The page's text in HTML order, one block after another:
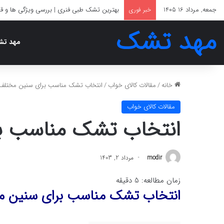
جمعه, مرداد 16 1405 خبر فوری بهترین تشک طبی فنری | بررسی ویژگی ها و
مهد تشک مهد
خانه/مقالات کالای خواب/انتخاب تشک مناسب برای سنین
مقالات کالای خواب
انتخاب تشک مناسب
modir مرداد 2, 1403
زمان مطالعه: 5 دقیقه
انتخاب تشک مناسب برای سنین